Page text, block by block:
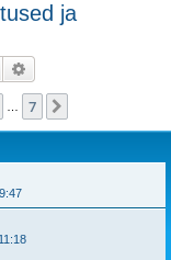
ja
Otsi
7